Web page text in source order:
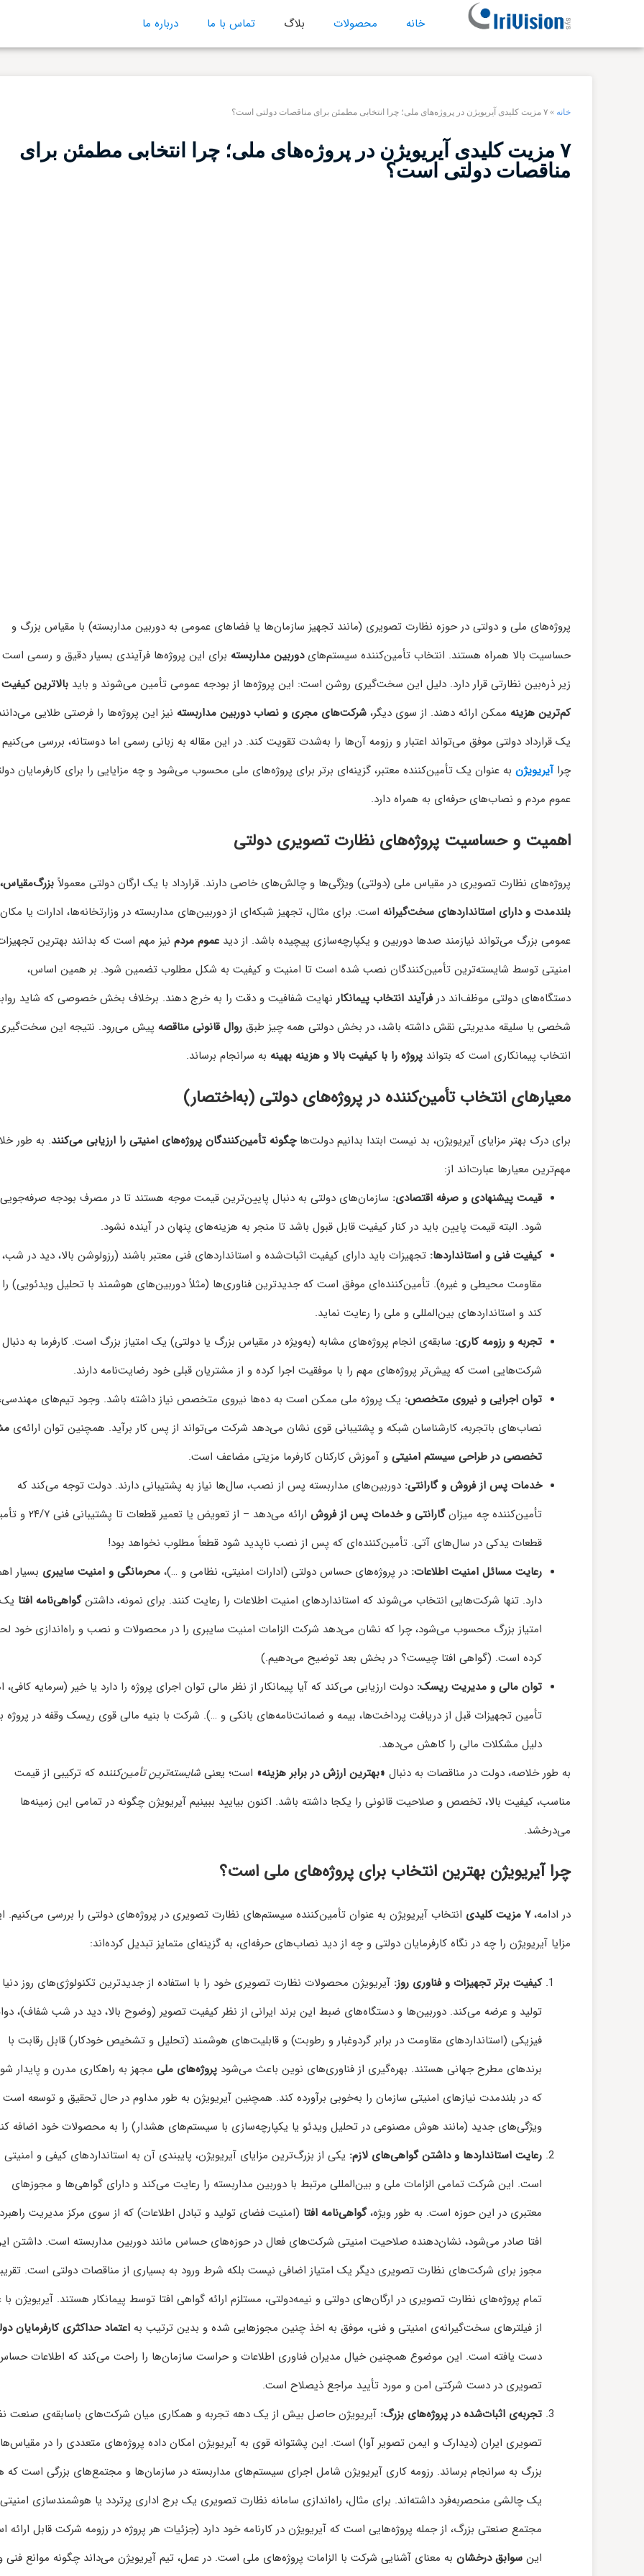
خانه محصولات بلاگ تماس با ما درباره ما
خانه » ۷ مزیت کلیدی آیریویژن در پروژه‌های ملی؛ چرا انتخابی مطمئن برای مناقصات دولتی است؟
۷ مزیت کلیدی آیریویژن در پروژه‌های ملی؛ چرا انتخابی مطمئن برای
مناقصات دولتی است؟
پروژه‌های ملی و دولتی در حوزه نظارت تصویری (مانند تجهیز سازمان‌ها یا فضاهای عمومی به دوربین مداربسته) با مقیاس بزرگ و
حساسیت بالا همراه هستند. انتخاب تأمین‌کننده سیستم‌هایدوربین مداربسته برای این پروژه‌ها فرآیندی بسیار دقیق و رسمی
زیر ذره‌بین نظارتی قرار دارد. دلیل این سخت‌گیری روشن است: این پروژه‌ها از بودجه عمومی تأمین می‌شوند و باید بالاترین کیفیت
کم‌ترین هزینه ممکن ارائه دهند. از سوی دیگر، شرکت‌های مجری و نصاب دوربین مداربسته نیز این پروژه‌ها را فرصتی طلایی
یک قرارداد دولتی موفق می‌تواند اعتبار و رزومه آن‌ها را به‌شدت تقویت کند. در این مقاله به زبانی رسمی اما دوستانه، بررسی
چراآیریویژن به عنوان یک تأمین‌کننده معتبر، گزینه‌ای برتر برای پروژه‌های ملی محسوب می‌شود و چه مزایایی را برای کارفرمایان
عموم مردم و نصاب‌های حرفه‌ای به همراه دارد.
اهمیت و حساسیت پروژه‌های نظارت تصویری دولتی
پروژه‌های نظارت تصویری در مقیاس ملی (دولتی) ویژگی‌ها و چالش‌های خاصی دارند. قرارداد با یک ارگان دولتی معمولاً بزرگ‌مقیاس،
بلندمدت و دارای استانداردهای سخت‌گیرانه است. برای مثال، تجهیز شبکه‌ای از دوربین‌های مداربسته در وزارتخانه‌ها، ادارات یا
عمومی بزرگ می‌تواند نیازمند صدها دوربین و یکپارچه‌سازی پیچیده باشد. از دید عموم مردم نیز مهم است که بدانند بهترین
امنیتی توسط شایسته‌ترین تأمین‌کنندگان نصب شده است تا امنیت و کیفیت به شکل مطلوب تضمین شود. بر همین اساس،
دستگاه‌های دولتی موظف‌اند درفرآیند انتخاب پیمانکارنهایت شفافیت و دقت را به خرج دهند. برخلاف بخش خصوصی که شاید
شخصی یا سلیقه مدیریتی نقش داشته باشد، در بخش دولتی همه چیز طبق روال قانونی مناقصه پیش می‌رود. نتیجه این
انتخاب پیمانکاری است که بتواند پروژه را با کیفیت بالا و هزینه بهینه به سرانجام برساند.
معیارهای انتخاب تأمین‌کننده در پروژه‌های دولتی (به‌اختصار)
برای درک بهتر مزایای آیریویژن، بد نیست ابتدا بدانیم دولت‌هاچگونه تأمین‌کنندگان پروژه‌های امنیتی را ارزیابی می‌کنند. به طور
مهم‌ترین معیارها عبارت‌اند از:
قیمت پیشنهادی و صرفه اقتصادی: سازمان‌های دولتی به دنبال پایین‌ترین قیمت موجه هستند تا در مصرف بودجه صرفه‌جویی
شود. البته قیمت پایین باید در کنار کیفیت قابل قبول باشد تا منجر به هزینه‌های پنهان در آینده نشود.
کیفیت فنی و استانداردها: تجهیزات باید دارای کیفیت اثبات‌شده و استانداردهای فنی معتبر باشند (رزولوشن بالا، دید در شب،
مقاومت محیطی و غیره). تأمین‌کننده‌ای موفق است که جدیدترین فناوری‌ها (مثلاً دوربین‌های هوشمند با تحلیل ویدئویی) را
کند و استانداردهای بین‌المللی و ملی را رعایت نماید.
تجربه و رزومه کاری: سابقه‌ی انجام پروژه‌های مشابه (به‌ویژه در مقیاس بزرگ یا دولتی) یک امتیاز بزرگ است. کارفرما به دنبال
شرکت‌هایی است که پیش‌تر پروژه‌های مهم را با موفقیت اجرا کرده و از مشتریان قبلی خود رضایت‌نامه دارند.
توان اجرایی و نیروی متخصص: یک پروژه ملی ممکن است به ده‌ها نیروی متخصص نیاز داشته باشد. وجود تیم‌های
نصاب‌های باتجربه، کارشناسان شبکه و پشتیبانی قوی نشان می‌دهد شرکت می‌تواند از پس کار برآید. همچنین توان ارائه‌ی
تخصصی در طراحی سیستم امنیتی و آموزش کارکنان کارفرما مزیتی مضاعف است.
خدمات پس از فروش و گارانتی: دوربین‌های مداربسته پس از نصب، سال‌ها نیاز به پشتیبانی دارند. دولت توجه می‌کند که
تأمین‌کننده چه میزانگارانتی و خدمات پس از فروش
ارائه می‌دهد – از تعویض یا تعمیر قطعات تا
قطعات یدکی در سال‌های آتی. تأمین‌کننده‌ای که پس از نصب ناپدید شود قطعاً مطلوب نخواهد بود!
رعایت مسائل امنیت اطلاعات: در پروژه‌های حساس دولتی (ادارات امنیتی، نظامی و …)، محرمانگی و امنیت سایبری بسیار
دارد. تنها شرکت‌هایی انتخاب می‌شوند که استانداردهای امنیت اطلاعات را رعایت کنند. برای نمونه، داشتنگواهی‌نامه افتا یک
امتیاز بزرگ محسوب می‌شود، چرا که نشان می‌دهد شرکت الزامات امنیت سایبری را در محصولات و نصب و راه‌اندازی خود
کرده است. (گواهی افتا چیست؟ در بخش بعد توضیح می‌دهیم.)
توان مالی و مدیریت ریسک: دولت ارزیابی می‌کند که آیا پیمانکار از نظر مالی توان اجرای پروژه را دارد یا خیر (سرمایه کافی،
تأمین تجهیزات قبل از دریافت پرداخت‌ها، بیمه و ضمانت‌نامه‌های بانکی و …). شرکت با بنیه مالی قوی ریسک وقفه در پروژه
دلیل مشکلات مالی را کاهش می‌دهد.
به طور خلاصه، دولت در مناقصات به دنبال «بهترین ارزش در برابر هزینه» است؛ یعنی شایسته‌ترین تأمین‌کننده که ترکیبی از قیمت
مناسب، کیفیت بالا، تخصص و صلاحیت قانونی را یکجا داشته باشد. اکنون بیایید ببینیم آیریویژن چگونه در تمامی این زمینه‌ها
می‌درخشد.
چرا آیریویژن بهترین انتخاب برای پروژه‌های ملی است؟
در ادامه،۷ مزیت کلیدی
انتخاب آیریویژن به عنوان تأمین‌کننده سیستم‌های نظارت تصویری در پروژه‌های دولتی را بررسی می‌کنیم.
مزایا آیریویژن را چه در نگاه کارفرمایان دولتی و چه از دید نصاب‌های حرفه‌ای، به گزینه‌ای متمایز تبدیل کرده‌اند:
کیفیت برتر تجهیزات و فناوری روز: آیریویژن محصولات نظارت تصویری خود را با استفاده از جدیدترین تکنولوژی‌های روز دنیا
تولید و عرضه می‌کند. دوربین‌ها و دستگاه‌های ضبط این برند ایرانی از نظر کیفیت تصویر (وضوح بالا، دید در شب شفاف)،
فیزیکی (استانداردهای مقاومت در برابر گردوغبار و رطوبت) و قابلیت‌های هوشمند (تحلیل و تشخیص خودکار) قابل رقابت با
برندهای مطرح جهانی هستند. بهره‌گیری از فناوری‌های نوین باعث می‌شود پروژه‌های ملی مجهز به راهکاری مدرن و پایدار
که در بلندمدت نیازهای امنیتی سازمان را به‌خوبی برآورده کند. همچنین آیریویژن به طور مداوم در حال تحقیق و توسعه است
ویژگی‌های جدید (مانند هوش مصنوعی در تحلیل ویدئو یا یکپارچه‌سازی با سیستم‌های هشدار) را به محصولات خود اضافه
رعایت استانداردها و داشتن گواهی‌های لازم: یکی از بزرگ‌ترین مزایای آیریویژن، پایبندی آن به استانداردهای کیفی و امنیتی
است. این شرکت تمامی الزامات ملی و بین‌المللی مرتبط با دوربین مداربسته را رعایت می‌کند و دارای گواهی‌ها و مجوزهای
معتبری در این حوزه است. به طور ویژه،گواهی‌نامه افتا (امنیت فضای تولید و تبادل اطلاعات) که از سوی مرکز مدیریت
افتا صادر می‌شود، نشان‌دهنده صلاحیت امنیتی شرکت‌های فعال در حوزه‌های حساس مانند دوربین مداربسته است. داشتن
مجوز برای شرکت‌های نظارت تصویری دیگر یک امتیاز اضافی نیست بلکه شرط ورود به بسیاری از مناقصات دولتی است.
تمام پروژه‌های نظارت تصویری در ارگان‌های دولتی و نیمه‌دولتی، مستلزم ارائه گواهی افتا توسط پیمانکار هستند. آیریویژن با
از فیلترهای سخت‌گیرانه‌ی امنیتی و فنی، موفق به اخذ چنین مجوزهایی شده و بدین ترتیب به اعتماد حداکثری کارفرمایان
دست یافته است. این موضوع همچنین خیال مدیران فناوری اطلاعات و حراست سازمان‌ها را راحت می‌کند که اطلاعات
تصویری در دست شرکتی امن و مورد تأیید مراجع ذیصلاح است.
تجربه‌ی اثبات‌شده در پروژه‌های بزرگ: آیریویژن حاصل بیش از یک دهه تجربه و همکاری میان شرکت‌های باسابقه‌ی صنعت
تصویری ایران (دیدارک و ایمن تصویر آوا) است. این پشتوانه قوی به آیریویژن امکان داده پروژه‌های متعددی را در
بزرگ به سرانجام برساند. رزومه کاری آیریویژن شامل اجرای سیستم‌های مداربسته در سازمان‌ها و مجتمع‌های بزرگی است که
یک چالشی منحصر‌به‌فرد داشته‌اند. برای مثال، راه‌اندازی سامانه نظارت تصویری یک برج اداری پرتردد یا هوشمندسازی
مجتمع صنعتی بزرگ، از جمله پروژه‌هایی است که آیریویژن در کارنامه خود دارد (جزئیات هر پروژه در رزومه شرکت قابل ارائه
این سوابق درخشان به معنای آشنایی شرکت با الزامات پروژه‌های ملی است. در عمل، تیم آیریویژن می‌داند چگونه موانع فنی